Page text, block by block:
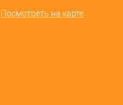
Посмотреть на карте